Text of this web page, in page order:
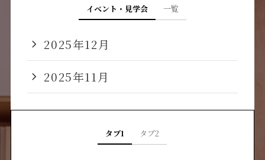
イベント・見学会 一覧
2025年12月
2025年11月
タブ1 タブ2